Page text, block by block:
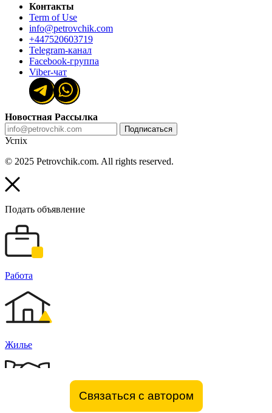
Связаться с автором
Контакты
Term of Use
info@petrovchik.com
+447520603719
Telegram-канал
Facebook-группа
Viber-чат
Новостная Рассылка
Подписаться
Успіх
© 2025 Petrovchik.com. All rights reserved.
Подать объявление
Работа
Жилье